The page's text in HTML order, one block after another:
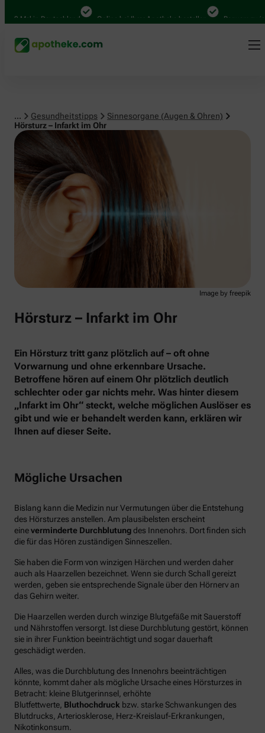
in Deutschland Online bei Ihrer Apotheke bestellen Bequem
... Gesundheitstipps
Sinnesorgane (Augen & Ohren)
Hörsturz – Infarkt im Ohr
Sinnesorgane (Augen & Ohren)
Image by freepik
Hörsturz – Infarkt im Ohr
Ein Hörsturz tritt ganz plötzlich auf – oft ohne
Vorwarnung und ohne erkennbare Ursache.
Betroffene hören auf einem Ohr plötzlich deutlich
schlechter oder gar nichts mehr. Was hinter diesem
„Infarkt im Ohr“ steckt, welche möglichen Auslöser es
gibt und wie er behandelt werden kann, erklären wir
Ihnen auf dieser Seite.
Mögliche Ursachen
Bislang kann die Medizin nur Vermutungen über die Entstehung
des Hörsturzes anstellen. Am plausibelsten erscheint
eineverminderte Durchblutungdes Innenohrs. Dort finden sich
die für das Hören zuständigen Sinneszellen.
Sie haben die Form von winzigen Härchen und werden daher
auch als Haarzellen bezeichnet. Wenn sie durch Schall gereizt
werden, geben sie entsprechende Signale über den Hörnerv an
das Gehirn weiter.
Die Haarzellen werden durch winzige Blutgefäße mit Sauerstoff
und Nährstoffen versorgt. Ist diese Durchblutung gestört, können
sie in ihrer Funktion beeinträchtigt und sogar dauerhaft
geschädigt werden.
Alles, was die Durchblutung des Innenohrs beeinträchtigen
könnte, kommt daher als mögliche Ursache eines Hörsturzes in
Betracht: kleine Blutgerinnsel, erhöhte
Blutfettwerte, Bluthochdruck bzw. starke Schwankungen des
Blutdrucks, Arteriosklerose, Herz-Kreislauf-Erkrankungen,
Nikotinkonsum.